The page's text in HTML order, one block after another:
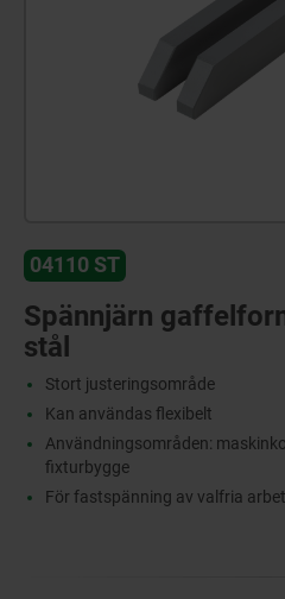
04110 ST
Spännjärn
stål
Stort justeringsområde
Kan användas flexibelt
Användningsområden:
fixturbygge
För fastspänning av valfria